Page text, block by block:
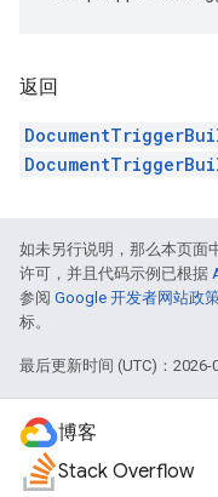
返回
如未另行说明，那么本页面
许可，并且代码示例已根据
参阅 Google 开发者网站政
标。
最后更新时间 (UTC)：2026-
博客
Stack Overflow